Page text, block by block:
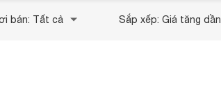
bán: Tất cả Sắp xếp: Giá tăng dần